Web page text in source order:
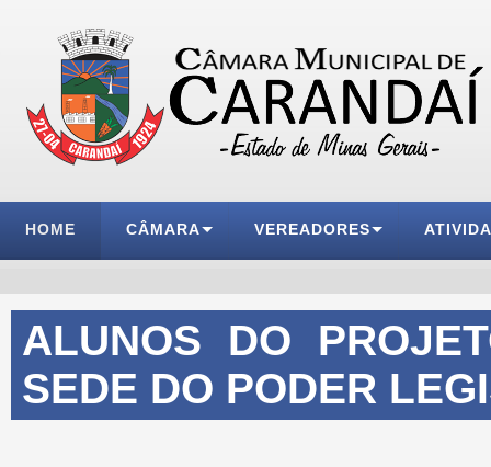
HOME CÂMARA VEREADORES
ALUNOS DO
SEDE DO PODER